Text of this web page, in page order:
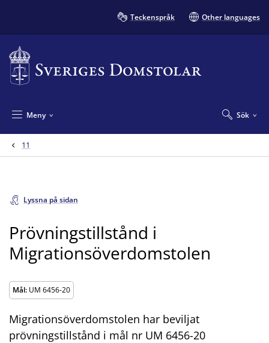
Teckenspråk Other languages
Sök
Meny
11
Lyssna på sidan
Prövningstillstånd i
Migrationsöverdomstolen
Mål: UM 6456-20
Migrationsöverdomstolen har beviljat
prövningstillstånd i mål nr UM 6456-20